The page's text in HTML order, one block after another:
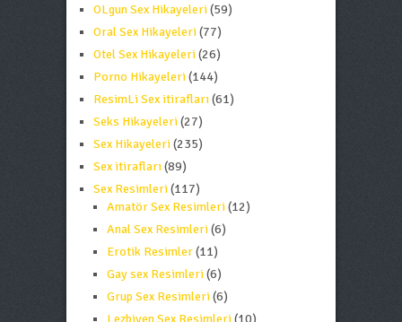
OLgun Sex Hikayeleri(59)
Oral Sex Hikayeleri(77)
Otel Sex Hikayeleri(26)
Porno Hikayeleri(144)
ResimLi Sex itirafları(61)
Seks Hikayeleri(27)
Sex Hikayeleri(235)
Sex itirafları(89)
Sex Resimleri(117)
Amatör Sex Resimleri(12)
Anal Sex Resimleri(6)
Erotik Resimler(11)
Gay sex Resimleri(6)
Grup Sex Resimleri(6)
Lezbiyen Sex Resimleri(10)